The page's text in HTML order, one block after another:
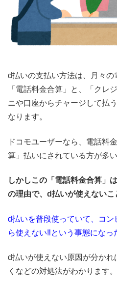
d払いの支払い方法は、月々の
「電話料金合算」と、「クレ
ニや口座からチャージして払
なります。
ドコモユーザーなら、電話料
算」払いにされている方が多
しかしこの「電話料金合算」
の理由で、d払いが使えないこ
d払いを普段使っていて、コ
ら使えない‼という事態になっ
d払いが使えない原因が分か
くなどの対処法がわかります。